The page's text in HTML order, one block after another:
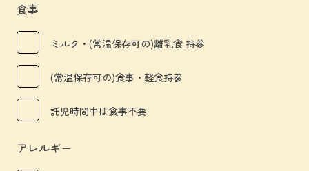
食事
ミルク・(常温保存可の)離乳食 持参
(常温保存可の)食事・軽食持参
託児時間中は食事不要
アレルギー